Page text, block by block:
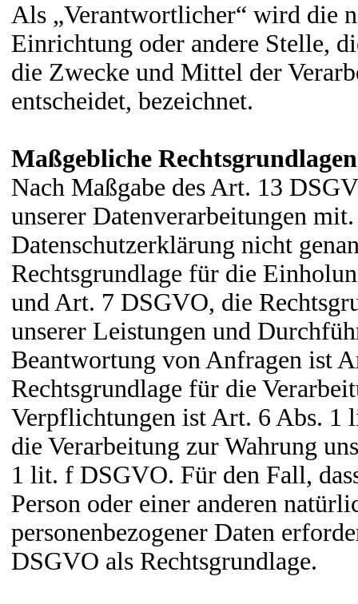
Als „Verantwortlicher“ wird die
Einrichtung oder andere Stelle,
die Zwecke und Mittel der
entscheidet, bezeichnet.
Maßgebliche Rechtsgrundlagen
Nach Maßgabe des Art. 13
unserer Datenverarbeitungen
Datenschutzerklärung nicht
Rechtsgrundlage für die
und Art. 7 DSGVO, die
unserer Leistungen und
Beantwortung von Anfragen ist
Rechtsgrundlage für die
Verpflichtungen ist Art. 6 Abs. 1
die Verarbeitung zur Wahrung
1 lit. f DSGVO. Für den Fall,
Person oder einer anderen
personenbezogener Daten
DSGVO als Rechtsgrundlage.